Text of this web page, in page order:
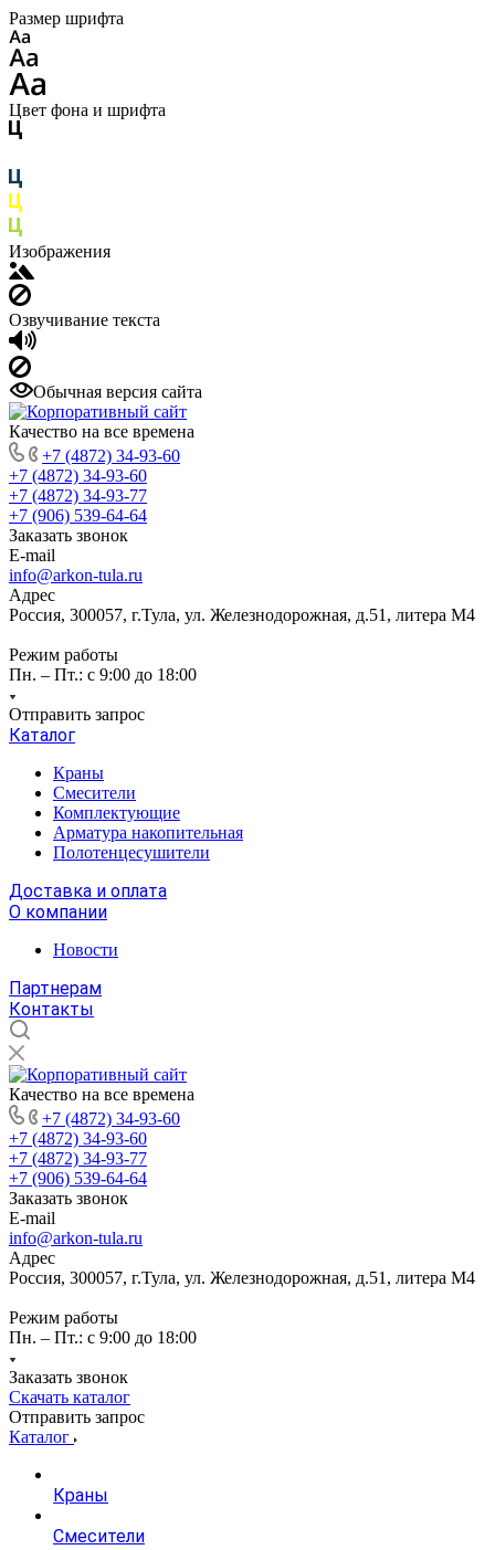
Размер шрифта
Цвет фона и шрифта
Изображения
Озвучивание текста
Обычная версия сайта
Качество на все времена
+7 (4872) 34-93-60
+7 (4872) 34-93-60
+7 (4872) 34-93-77
+7 (906) 539-64-64
Заказать звонок
E-mail
info@arkon-tula.ru
Адрес
Россия, 300057, г.Тула, ул. Железнодорожная, д.51, литера М4
Режим работы
Пн. – Пт.: с 9:00 до 18:00
Отправить запрос
Каталог
Краны
Смесители
Комплектующие
Арматура накопительная
Полотенцесушители
Доставка и оплата
О компании
Новости
Партнерам
Контакты
Качество на все времена
+7 (4872) 34-93-60
+7 (4872) 34-93-60
+7 (4872) 34-93-77
+7 (906) 539-64-64
Заказать звонок
E-mail
info@arkon-tula.ru
Адрес
Россия, 300057, г.Тула, ул. Железнодорожная, д.51, литера М4
Режим работы
Пн. – Пт.: с 9:00 до 18:00
Заказать звонок
Скачать каталог
Отправить запрос
Каталог
Краны
Смесители